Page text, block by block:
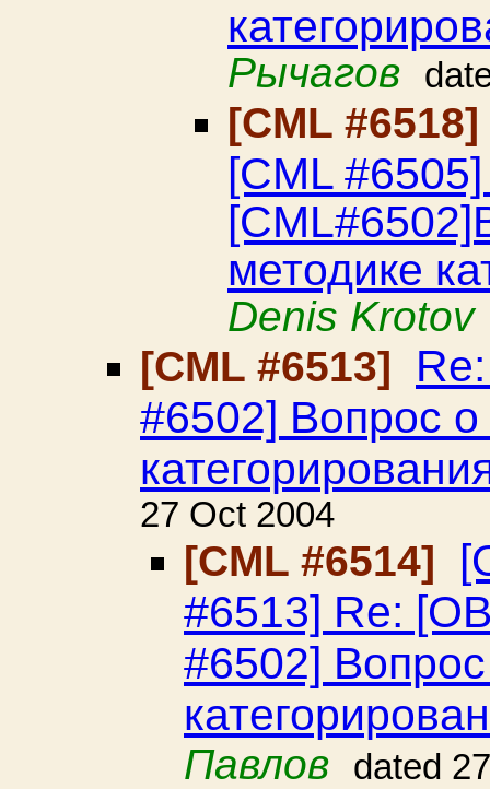
Рычагов
[CML #6518]
[CML
методике
Denis Krotov
[CML #6513]
#6502] Вопрос
27 Oct 2004
[CML #6514]
#6513] Re:
#6502]
Павлов dated